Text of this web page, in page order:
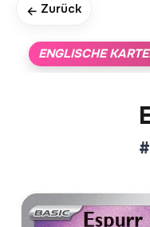
← Zurück
ENGLISCHE